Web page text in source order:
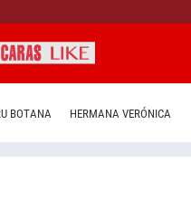
BOTANA HERMANA VERÓNICA